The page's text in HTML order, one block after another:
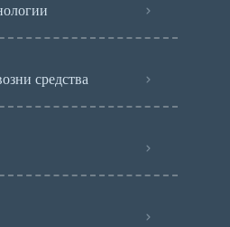
средства